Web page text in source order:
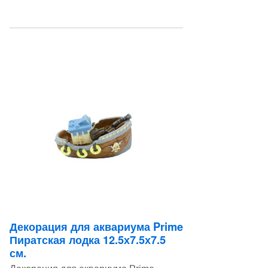
Декорация для аквариума Prime
Пиратская лодка 12.5х7.5х7.5
см.